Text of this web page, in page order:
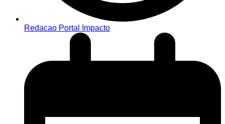
Redacao Portal Impacto